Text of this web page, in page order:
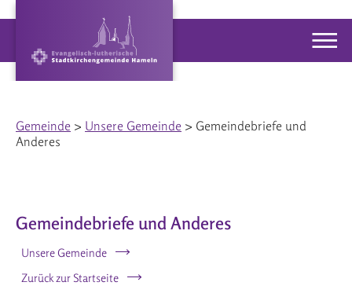
Gemeinde > Unsere Gemeinde > Gemeindebriefe und
Anderes
Gemeindebriefe und Anderes
Unsere Gemeinde
Zurück zur Startseite